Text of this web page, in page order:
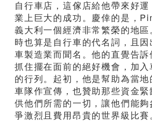
自行車店，這傢店給他帶來好
業上巨大的成功。慶倖的是，
義大利一個經濟非常繁榮的地
時也算是自行車的代名詞，且
車製造業而聞名。他的直覺告
抓住擺在面前的絕好機會，加
的行列。起初，他是幫助為當地
車隊作宣傳，也贊助那些資金緊
供他們所需的一切，讓他們能夠
爭激烈且費用昂貴的世界級比賽